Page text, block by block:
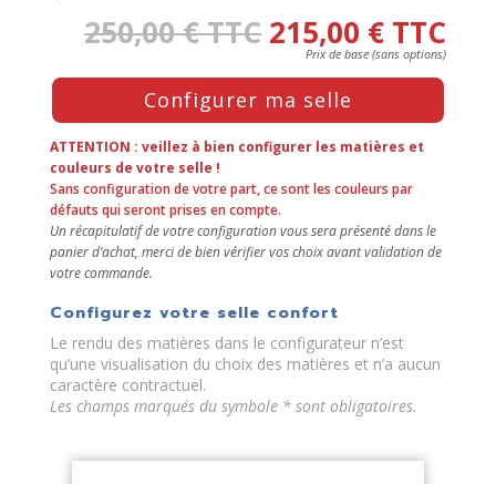
250,00€TTC 215,00 € TTC
Press
the
Configure
button
to
enter
the
product
configurator
(next
element)
Configurer ma selle
ATTENTION : veillez à bien configurer les matières et
couleurs de votre selle !
Sans configuration de votre part, ce sont les couleurs par
défauts qui seront prises en compte.
Un récapitulatif de votre configuration vous sera présenté dans le
panier d’achat, merci de bien vérifier vos choix avant validation de
votre commande.
Configurez votre selle confort
Le rendu des matières dans le configurateur n’est
qu’une visualisation du choix des matières et n’a aucun
caractère contractuel.
Les champs marqués du symbole * sont obligatoires.